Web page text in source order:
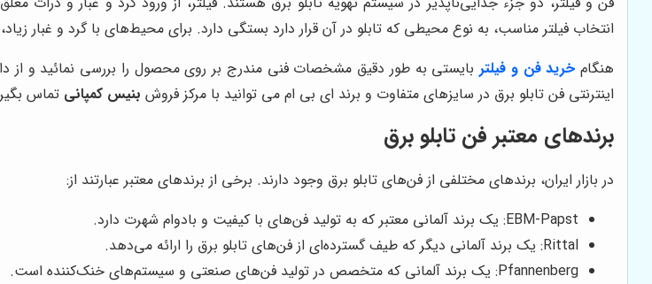
انتخاب فیلتر مناسب، به نوع محیطی که تابلو در آن قرار دارد بستگی دارد. برای محیط‌های با گرد و غبار زیاد،
هنگام خرید فن و فیلتر بایستی به طور دقیق مشخصات فنی مندرج بر روی محصول را بررسی نمائید و از
اینترنتی فن تابلو برق در سایزهای متفاوت و برند ای بی ام می توانید با مرکز فروش بنیس کمپانی تماس
برندهای معتبر فن تابلو برق
در بازار ایران، برندهای مختلفی از فن‌های تابلو برق وجود دارند. برخی از برندهای معتبر عبارتند از:
EBM-Papst: یک برند آلمانی معتبر که به تولید فن‌های با کیفیت و بادوام شهرت دارد.
Rittal: یک برند آلمانی دیگر که طیف گسترده‌ای از فن‌های تابلو برق را ارائه می‌دهد.
Pfannenberg: یک برند آلمانی که متخصص در تولید فن‌های صنعتی و سیستم‌های خنک‌کننده است.